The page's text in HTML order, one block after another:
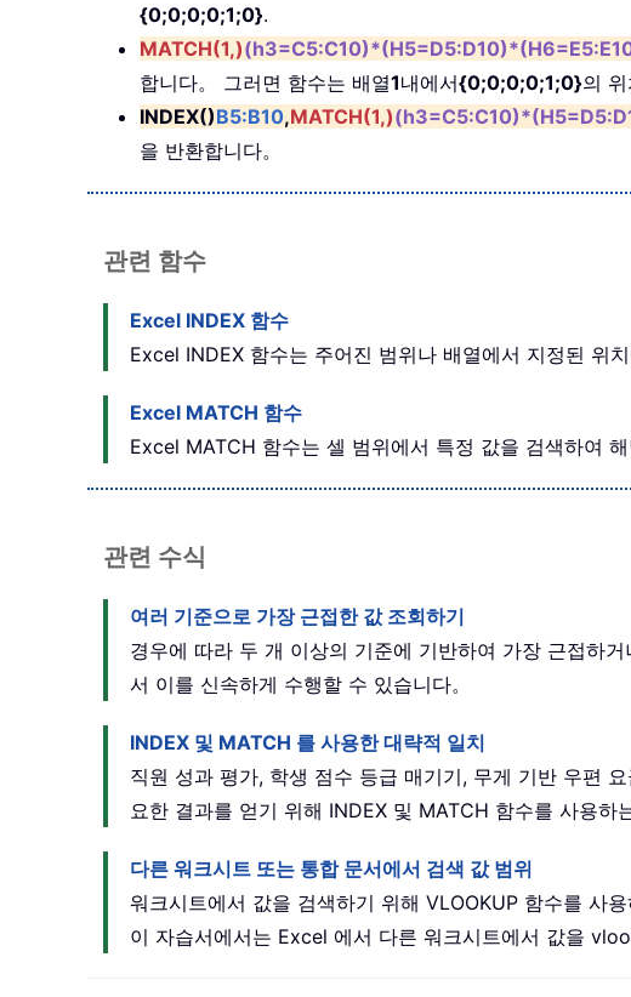
{0;0;0;0;1;0}.
MATCH(1,)
합니다。 그러면 함수는 배열1내에서{0;0;0;0;1;0}의
INDEX()B5:B10,MATCH(1,)
을 반환합니다。
관련 함수
Excel INDEX 함수
Excel INDEX 함수는 주어진 범위나 배열에서 지정된 위
Excel MATCH 함수
Excel MATCH 함수는 셀 범위에서 특정 값을 검색하여
관련 수식
여러 기준으로 가장 근접한 값 조회하기
경우에 따라 두 개 이상의 기준에 기반하여 가장 근접하
서 이를 신속하게 수행할 수 있습니다。
INDEX 및 MATCH 를 사용한 대략적 일치
직원 성과 평가, 학생 점수 등급 매기기, 무게 기반 우편
요한 결과를 얻기 위해 INDEX 및 MATCH 함수를 사용하
다른 워크시트 또는 통합 문서에서 검색 값 범위
워크시트에서 값을 검색하기 위해 VLOOKUP 함수를 사
이 자습서에서는 Excel 에서 다른 워크시트에서 값을